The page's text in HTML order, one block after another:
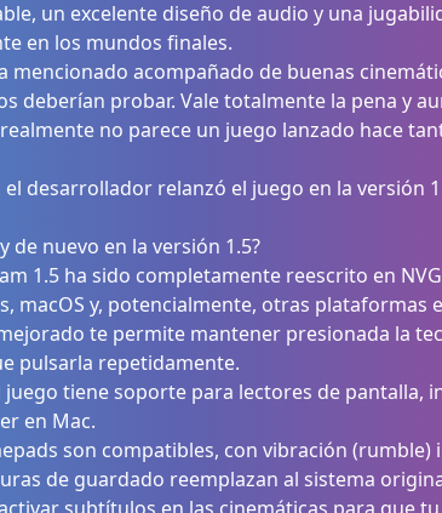
un excelente diseño de audio y una
en los mundos finales.
mencionado acompañado de buenas
deberían probar. Vale totalmente la pena y
no parece un juego lanzado hace
el desarrollador relanzó el juego en la versión
de nuevo en la versión 1.5?
1.5 ha sido completamente reescrito en
macOS y, potencialmente, otras plataformas
te permite mantener presionada la
pulsarla repetidamente.
juego tiene soporte para lectores de pantalla,
en Mac.
son compatibles, con vibración (rumble)
de guardado reemplazan al sistema